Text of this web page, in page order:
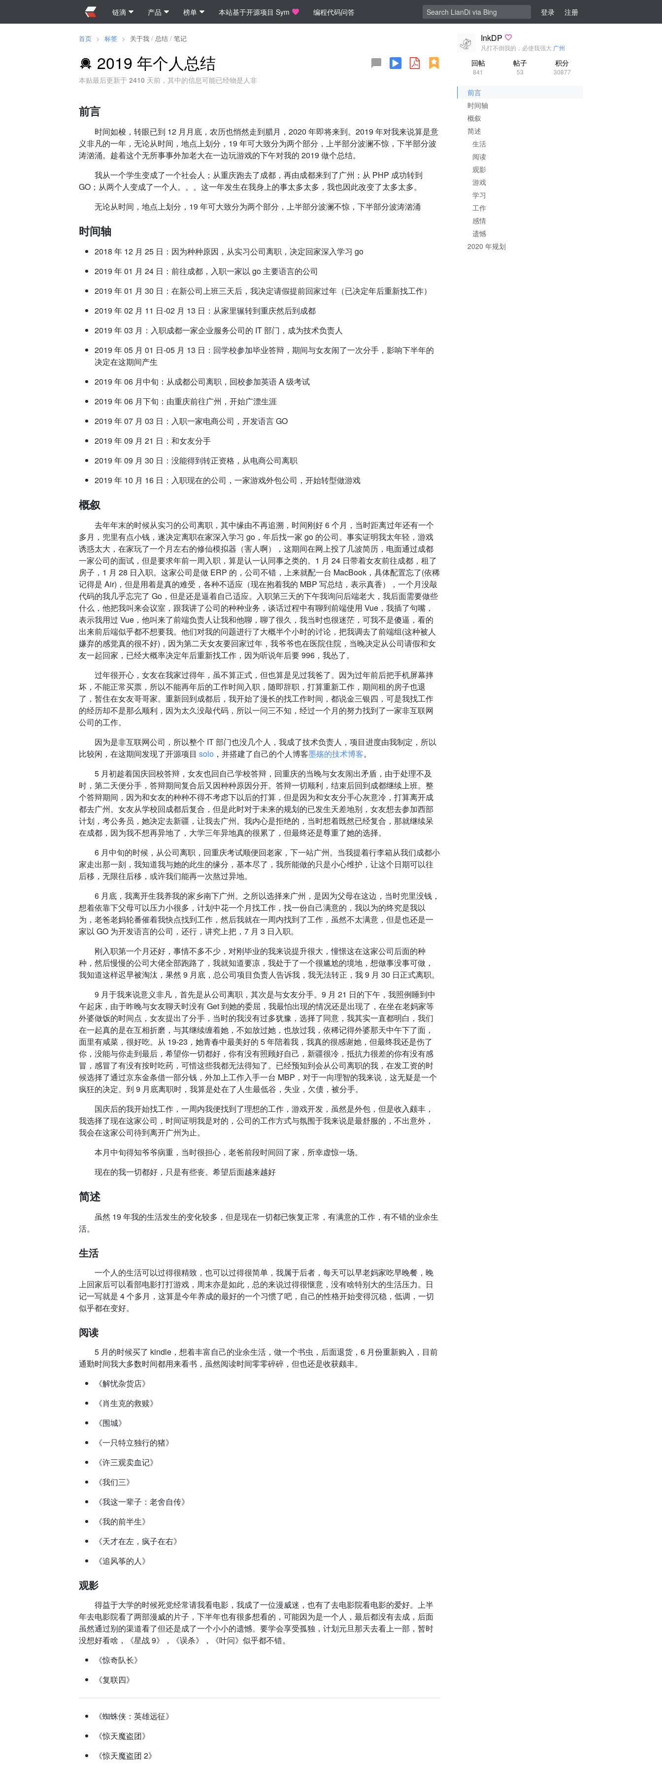
链滴 产品 榜单 本站基于开源项目 Sym 编程代码问答 登录 注册
首页 > 标签 > 关于我 / 总结 / 笔记
2019 年个人总结
本贴最后更新于 2410 天前，其中的信息可能已经物是人非
前言
时间如梭，转眼已到 12 月月底，农历也悄然走到腊月，2020 年即将来到。2019 年对我来说算是意
义非凡的一年，无论从时间，地点上划分，19 年可大致分为两个部分，上半部分波澜不惊，下半部分波
涛汹涌。趁着这个无所事事外加老大在一边玩游戏的下午对我的 2019 做个总结。
我从一个学生变成了一个社会人；从重庆跑去了成都，再由成都来到了广州；从 PHP 成功转到
GO；从两个人变成了一个人。。。这一年发生在我身上的事太多太多，我也因此改变了太多太多。
无论从时间，地点上划分，19 年可大致分为两个部分，上半部分波澜不惊，下半部分波涛汹涌
时间轴
2018 年 12 月 25 日：因为种种原因，从实习公司离职，决定回家深入学习 go
2019 年 01 月 24 日：前往成都，入职一家以 go 主要语言的公司
2019 年 01 月 30 日：在新公司上班三天后，我决定请假提前回家过年（已决定年后重新找工作）
2019 年 02 月 11 日-02 月 13 日：从家里辗转到重庆然后到成都
2019 年 03 月：入职成都一家企业服务公司的 IT 部门，成为技术负责人
2019 年 05 月 01 日-05 月 13 日：回学校参加毕业答辩，期间与女友闹了一次分手，影响下半年的
决定在这期间产生
2019 年 06 月中旬：从成都公司离职，回校参加英语 A 级考试
2019 年 06 月下旬：由重庆前往广州，开始广漂生涯
2019 年 07 月 03 日：入职一家电商公司，开发语言 GO
2019 年 09 月 21 日：和女友分手
2019 年 09 月 30 日：没能得到转正资格，从电商公司离职
2019 年 10 月 16 日：入职现在的公司，一家游戏外包公司，开始转型做游戏
概叙
去年年末的时候从实习的公司离职，其中缘由不再追溯，时间刚好 6 个月，当时距离过年还有一个
多月，兜里有点小钱，遂决定离职在家深入学习 go，年后找一家 go 的公司。事实证明我太年轻，游戏
诱惑太大，在家玩了一个月左右的修仙模拟器（害人啊），这期间在网上投了几波简历，电面通过成都
一家公司的面试，但是要求年前一周入职，算是认一认同事之类的。1 月 24 日带着女友前往成都，租了
房子，1 月 28 日入职。这家公司是做 ERP 的，公司不错，上来就配一台 MacBook，具体配置忘了(依稀
记得是 Air)，但是用着是真的难受，各种不适应（现在抱着我的 MBP 写总结，表示真香），一个月没敲
代码的我几乎忘完了 Go，但是还是逼着自己适应。入职第三天的下午我询问后端老大，我后面需要做些
什么，他把我叫来会议室，跟我讲了公司的种种业务，谈话过程中有聊到前端使用 Vue，我插了句嘴，
表示我用过 Vue，他叫来了前端负责人让我和他聊，聊了很久，我当时也很迷茫，可我不是傻逼，看的
出来前后端似乎都不想要我。他们对我的问题进行了大概半个小时的讨论，把我调去了前端组(这种被人
嫌弃的感觉真的很不好)，因为第二天女友要回家过年，我爷爷也在医院住院，当晚决定从公司请假和女
友一起回家，已经大概率决定年后重新找工作，因为听说年后要 996，我怂了。
过年很开心，女友在我家过得年，虽不算正式，但也算是见过我爸了。因为过年前后把手机屏幕摔
坏，不能正常买票，所以不能再年后的工作时间入职，随即辞职，打算重新工作，期间租的房子也退
了，暂住在女友哥哥家。重新回到成都后，我开始了漫长的找工作时间，都说金三银四，可是我找工作
的经历却不是那么顺利，因为太久没敲代码，所以一问三不知，经过一个月的努力找到了一家非互联网
公司的工作。
因为是非互联网公司，所以整个 IT 部门也没几个人，我成了技术负责人，项目进度由我制定，所以
比较闲，在这期间发现了开源项目 solo ，并搭建了自己的个人博客墨殇的技术博客。
5 月初趁着国庆回校答辩，女友也回自己学校答辩，回重庆的当晚与女友闹出矛盾，由于处理不及
时，第二天便分手，答辩期间复合后又因种种原因分开。答辩一切顺利，结束后回到成都继续上班。整
个答辩期间，因为和女友的种种不得不考虑下以后的打算，但是因为和女友分手心灰意冷，打算离开成
都去广州。女友从学校回成都后复合，但是此时对于未来的规划的已发生天差地别，女友想去参加西部
计划，考公务员，她决定去新疆，让我去广州。我内心是拒绝的，当时想着既然已经复合，那就继续呆
在成都，因为我不想再异地了，大学三年异地真的很累了，但最终还是尊重了她的选择。
6 月中旬的时候，从公司离职，回重庆考试顺便回老家，下一站广州。当我提着行李箱从我们成都小
家走出那一刻，我知道我与她的此生的缘分，基本尽了，我所能做的只是小心维护，让这个日期可以往
后移，无限往后移，或许我们能再一次熬过异地。
6 月底，我离开生我养我的家乡南下广州。之所以选择来广州，是因为父母在这边，当时兜里没钱，
想着依靠下父母可以压力小很多，计划中花一个月找工作，找一份自己满意的，我以为的终究是我以
为，老爸老妈轮番催着我快点找到工作，然后我就在一周内找到了工作，虽然不太满意，但是也还是一
家以 GO 为开发语言的公司，还行，讲究上把，7 月 3 日入职。
刚入职第一个月还好，事情不多不少，对刚毕业的我来说提升很大，憧憬这在这家公司后面的种
种，然后慢慢的公司大佬全部跑路了，我就知道要凉，我处于了一个很尴尬的境地，想做事没事可做，
我知道这样迟早被淘汰，果然 9 月底，总公司项目负责人告诉我，我无法转正，我 9 月 30 日正式离职。
9 月于我来说意义非凡，首先是从公司离职，其次是与女友分手。9 月 21 日的下午，我照例睡到中
午起床，由于昨晚与女友聊天时没有 Get 到她的委屈，我最怕出现的情况还是出现了，在坐在老妈家等
外婆做饭的时间点，女友提出了分手，当时的我没有过多犹豫，选择了同意，我其实一直都明白，我们
在一起真的是在互相折磨，与其继续缠着她，不如放过她，也放过我，依稀记得外婆那天中午下了面，
面里有咸菜，很好吃。从 19-23，她青春中最美好的 5 年陪着我，我真的很感谢她，但最终我还是伤了
你，没能与你走到最后，希望你一切都好，你有没有照顾好自己，新疆很冷，抵抗力很差的你有没有感
冒，感冒了有没有按时吃药，可惜这些我都无法得知了。已经预知到会从公司离职的我，在发工资的时
候选择了通过京东金条借一部分钱，外加上工作入手一台 MBP，对于一向理智的我来说，这无疑是一个
疯狂的决定。到 9 月底离职时，我算是处在了人生最低谷，失业，欠债，被分手。
国庆后的我开始找工作，一周内我便找到了理想的工作，游戏开发，虽然是外包，但是收入颇丰，
我选择了现在这家公司，时间证明我是对的，公司的工作方式与氛围于我来说是最舒服的，不出意外，
我会在这家公司待到离开广州为止。
本月中旬得知爷爷病重，当时很担心，老爸前段时间回了家，所幸虚惊一场。
现在的我一切都好，只是有些丧。希望后面越来越好
简述
虽然 19 年我的生活发生的变化较多，但是现在一切都已恢复正常，有满意的工作，有不错的业余生
活。
生活
一个人的生活可以过得很精致，也可以过得很简单，我属于后者，每天可以早老妈家吃早晚餐，晚
上回家后可以看部电影打打游戏，周末亦是如此，总的来说过得很惬意，没有啥特别大的生活压力。日
记一写就是 4 个多月，这算是今年养成的最好的一个习惯了吧，自己的性格开始变得沉稳，低调，一切
似乎都在变好。
阅读
5 月的时候买了 kindle，想着丰富自己的业余生活，做一个书虫，后面退货，6 月份重新购入，目前
通勤时间我大多数时间都用来看书，虽然阅读时间零零碎碎，但也还是收获颇丰。
《解忧杂货店》
《肖生克的救赎》
《围城》
《一只特立独行的猪》
《许三观卖血记》
《我们三》
《我这一辈子：老舍自传》
《我的前半生》
《天才在左，疯子在右》
《追风筝的人》
观影
得益于大学的时候死党经常请我看电影，我成了一位漫威迷，也有了去电影院看电影的爱好。上半
年去电影院看了两部漫威的片子，下半年也有很多想看的，可能因为是一个人，最后都没有去成，后面
虽然通过别的渠道看了但还是成了一个小小的遗憾。要学会享受孤独，计划元旦那天去看上一部，暂时
没想好看啥，《星战 9》，《误杀》，《叶问》似乎都不错。
《惊奇队长》
《复联四》
《蜘蛛侠：英雄远征》
《惊天魔盗团》
《惊天魔盗团 2》
InkDP
凡打不倒我的，必使我强大 广州
回帖
841
帖子
53
积分
30877
前言
时间轴
概叙
简述
生活
阅读
观影
游戏
学习
工作
感情
遗憾
2020 年规划